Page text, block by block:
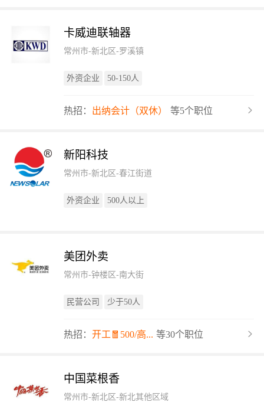
卡威迪联轴器
常州市-新北区-罗溪镇
外资企业 50-150人
热招： 出纳会计（双休） 等5个职位
新阳科技
常州市-新北区-春江街道
外资企业 500人以上
美团外卖
常州市-钟楼区-南大街
民营公司 少于50人
热招： 开工🧧500/高... 等30个职位
中国菜根香
常州市-新北区-新北其他区域